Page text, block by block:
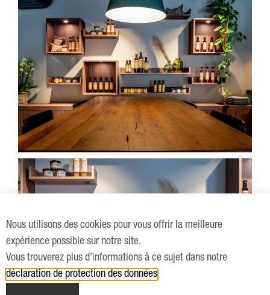
Nous utilisons des cookies pour vous offrir la meilleure
expérience possible sur notre site.
Vous trouverez plus d’informations à ce sujet dans notre
déclaration de protection des données